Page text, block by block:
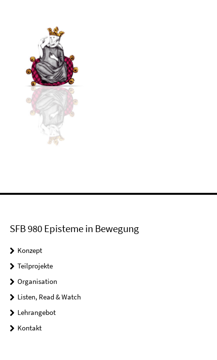
SFB 980 Episteme in Bewegung
Konzept
Teilprojekte
Organisation
Listen, Read & Watch
Lehrangebot
Kontakt